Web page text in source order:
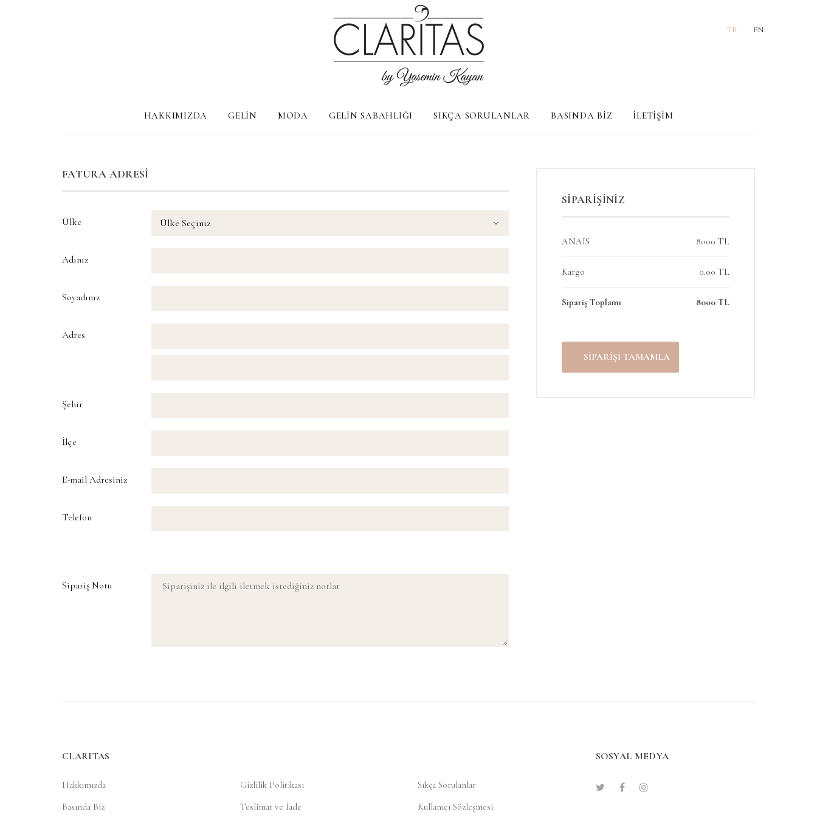
TR EN
HAKKIMIZDA GELİN MODA GELİN SABAHLIĞI SIKÇA SORULANLAR BASINDA BİZ İLETİŞİM
FATURA ADRESİ
Ülke
Adınız
Soyadınız
Adres
Şehir
İlçe
E-mail Adresiniz
Telefon
Sipariş Notu
SİPARİŞİNİZ
ANAIS 8000 TL
Kargo 0.00 TL
Sipariş Toplamı 8000 TL
CLARITAS
Hakkımızda
Basında Biz
Gizlilik Politikası
Teslimat ve İade
Sıkça Sorulanlar
Kullanıcı Sözleşmesi
SOSYAL MEDYA